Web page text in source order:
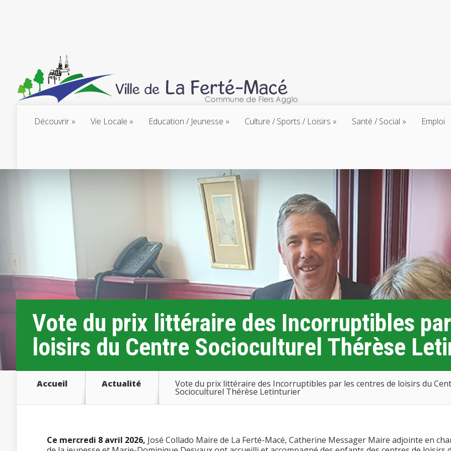
Découvrir Vie Locale Education / Jeunesse Culture / Sports / Loisirs Santé / Social Emploi
Vote du prix littéraire des Incorruptibles
loisirs du Centre Socioculturel Thérèse
Accueil Actualité Vote du prix littéraire des Incorruptibles par les centres de loisirs du
Socioculturel Thérèse Letinturier
Ce mercredi 8 avril 2026, José Collado Maire de La Ferté-Macé, Catherine Messager Maire adjointe en